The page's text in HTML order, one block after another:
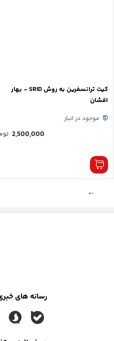
کیت ترانسفرین به روش SRID – بهار
افشان
موجود در انبار
2,500,000
←
رسانه های